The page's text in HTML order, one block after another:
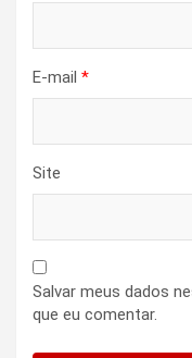
E-mail *
Site
Salvar meus dados
que eu comentar.